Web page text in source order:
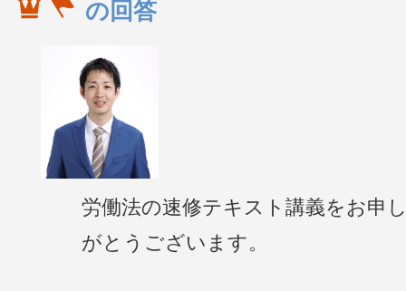
の回答
労働法の速修テキスト講義をお申
がとうございます。